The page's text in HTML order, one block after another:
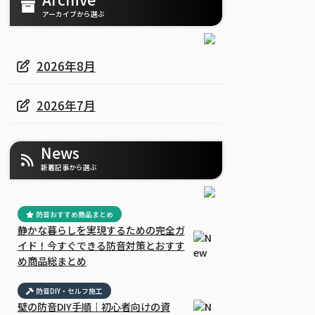
アーカイブから選ぶ
2026年8月
2026年7月
News
新着記事から選ぶ
防音おすすめ商品まとめ
静かな暮らしを実現するための完全ガ
イド！今すぐできる防音対策とおすす
め商品総まとめ
防音DIY・セルフ施工
壁の防音DIY手順｜初心者向けの資